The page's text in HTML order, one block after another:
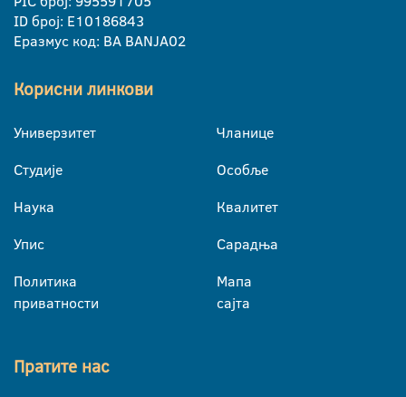
ID број: E10186843
Еразмус код: BA BANJA02
Корисни линкови
Универзитет
Студије
Наука
Упис
Политика
приватности
Чланице
Особље
Квалитет
Сарадња
Мапа
сајта
Пратите нас